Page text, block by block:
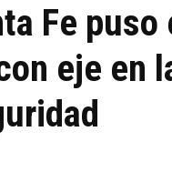
Fe puso
eje en